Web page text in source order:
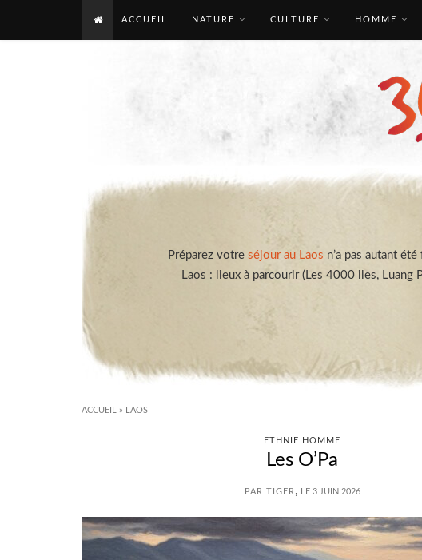
Préparez votre séjour au Laos n’a pas autant
Laos : lieux à parcourir (Les 4000 iles,
ACCUEIL » LAOS
ETHNIE HOMME
Les O’Pa
PAR TIGER , LE 3 JUIN 2026
ACCUEIL NATURE CULTURE HOMME